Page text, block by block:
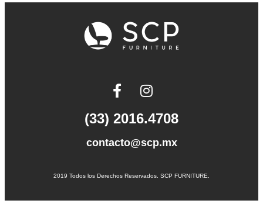
(33) 2016.4708
contacto@scp.mx
2019 Todos los Derechos Reservados. SCP FURNITURE.